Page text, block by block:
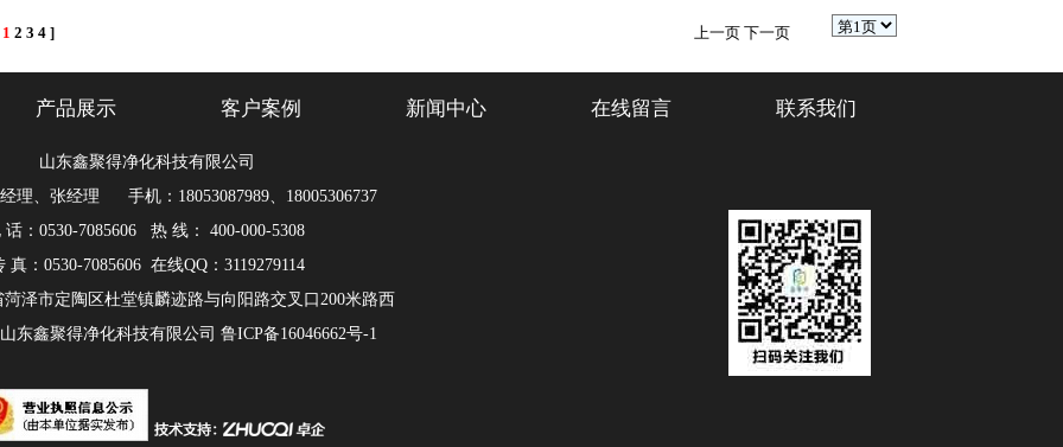
1 2 3 4 ] 上一页 下一页
产品展示 客户案例 新闻中心 在线留言 联系我们
山东鑫聚得净化科技有限公司
理、张经理 手机：18053087989、18005306737
话：0530-7085606 热 线： 400-000-5308
真：0530-7085606 在线QQ：3119279114
泽市定陶区杜堂镇麟迹路与向阳路交叉口200米路西
东鑫聚得净化科技有限公司 鲁ICP备16046662号-1